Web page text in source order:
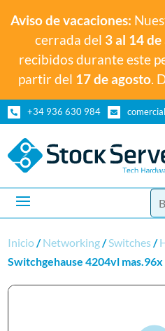
Aviso de vacaciones:
cerrada del 3 al 14
recibidos durante este
partir del 17 de agosto.
 +34 936 630 984 
Inicio/Networking/Switches /
Switchgehause 4204vl